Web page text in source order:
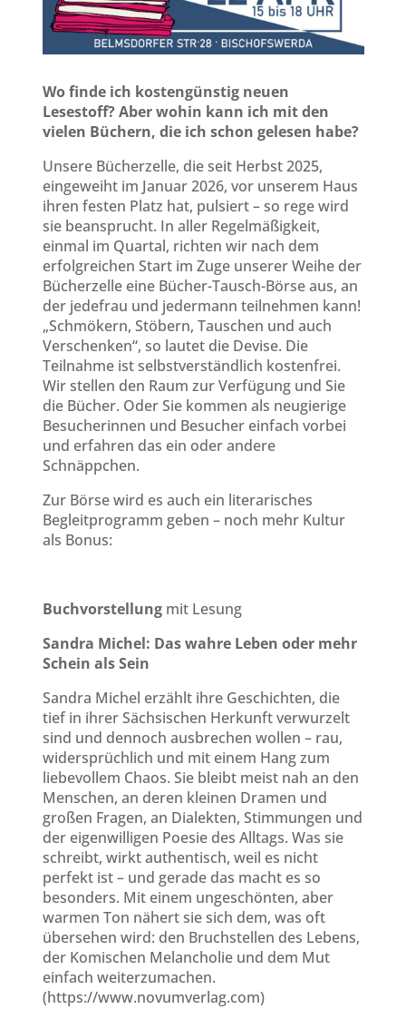
Wo finde ich kostengünstig neuen
Lesestoff? Aber wohin kann ich mit den
vielen Büchern, die ich schon gelesen habe?
Unsere Bücherzelle, die seit Herbst 2025,
eingeweiht im Januar 2026, vor unserem Haus
ihren festen Platz hat, pulsiert – so rege wird
sie beansprucht. In aller Regelmäßigkeit,
einmal im Quartal, richten wir nach dem
erfolgreichen Start im Zuge unserer Weihe der
Bücherzelle eine Bücher-Tausch-Börse aus, an
der jedefrau und jedermann teilnehmen kann!
„Schmökern, Stöbern, Tauschen und auch
Verschenken“, so lautet die Devise. Die
Teilnahme ist selbstverständlich kostenfrei.
Wir stellen den Raum zur Verfügung und Sie
die Bücher. Oder Sie kommen als neugierige
Besucherinnen und Besucher einfach vorbei
und erfahren das ein oder andere
Schnäppchen.
Zur Börse wird es auch ein literarisches
Begleitprogramm geben – noch mehr Kultur
als Bonus:
Buchvorstellung mit Lesung
Sandra Michel: Das wahre Leben oder mehr
Schein als Sein
Sandra Michel erzählt ihre Geschichten, die
tief in ihrer Sächsischen Herkunft verwurzelt
sind und dennoch ausbrechen wollen – rau,
widersprüchlich und mit einem Hang zum
liebevollem Chaos. Sie bleibt meist nah an den
Menschen, an deren kleinen Dramen und
großen Fragen, an Dialekten, Stimmungen und
der eigenwilligen Poesie des Alltags. Was sie
schreibt, wirkt authentisch, weil es nicht
perfekt ist – und gerade das macht es so
besonders. Mit einem ungeschönten, aber
warmen Ton nähert sie sich dem, was oft
übersehen wird: den Bruchstellen des Lebens,
der Komischen Melancholie und dem Mut
einfach weiterzumachen.
(https://www.novumverlag.com)